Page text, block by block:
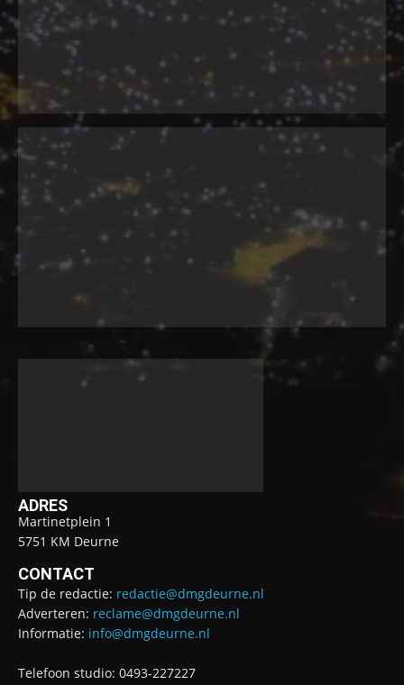
ADRES
Martinetplein 1
5751 KM Deurne
CONTACT
Tip de redactie: redactie@dmgdeurne.nl
Adverteren: reclame@dmgdeurne.nl
Informatie: info@dmgdeurne.nl
Telefoon studio: 0493-227227